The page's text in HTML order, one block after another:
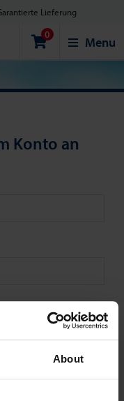
About
Lieferung
Sicher einkaufen
oder Banküberweisung
0 Menu
Konto an